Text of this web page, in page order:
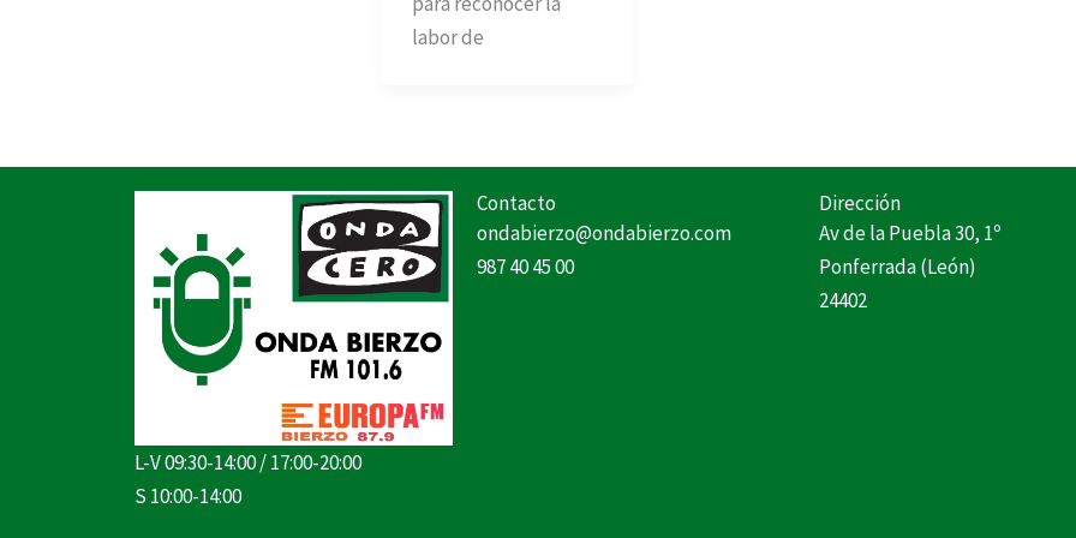
labor de
L-V 09:30-14:00 / 17:00-20:00
S 10:00-14:00
Contacto
ondabierzo@ondabierzo.com
987 40 45 00
Dirección
Av de la Puebla 30, 1º
Ponferrada (León)
24402